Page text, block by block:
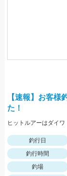
【速報】お客様
た！
釣行日
釣行時間
釣場